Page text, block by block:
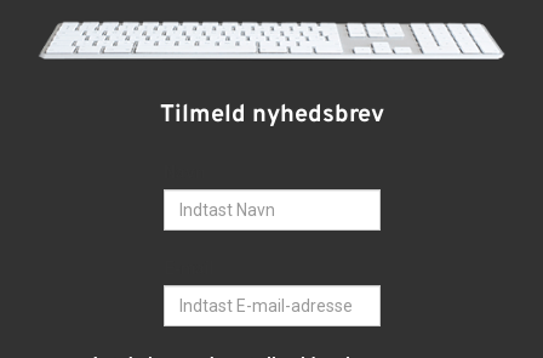
Tilmeld nyhedsbrev